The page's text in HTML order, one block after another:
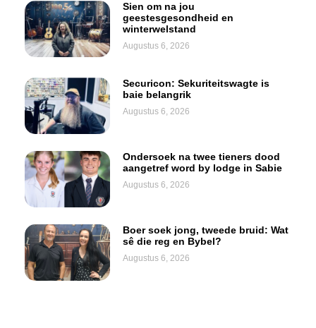
Sien om na jou
geestesgesondheid en
winterwelstand
Augustus 6, 2026
Securicon: Sekuriteitswagte is
baie belangrik
Augustus 6, 2026
Ondersoek na twee tieners dood
aangetref word by lodge in Sabie
Augustus 6, 2026
Boer soek jong, tweede bruid: Wat
sê die reg en Bybel?
Augustus 6, 2026